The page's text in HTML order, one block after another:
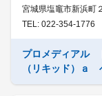
宮城県塩竈市新浜町
TEL: 022-354-1776
プロメディアル
（リキッド）ａ